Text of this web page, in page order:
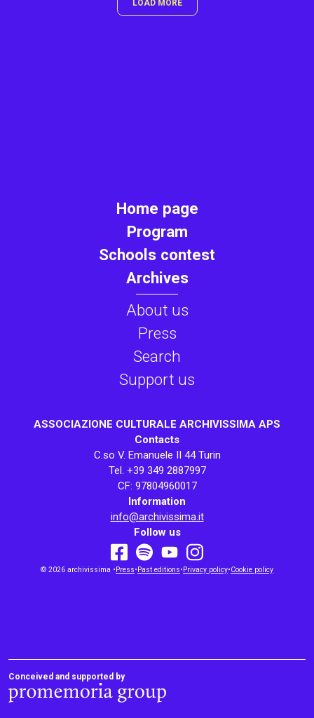
LOAD MORE
Home page
Program
Schools contest
Archives
About us
Press
Search
Support us
ASSOCIAZIONE CULTURALE ARCHIVISSIMA APS
Contacts
C.so V. Emanuele II 44 Turin
Tel. +39 349 2887997
CF: 97804960017
Information
info@archivissima.it
Follow us
facebookspotifyyoutubeinstagram
© 2026 archivissima •Press•Past editions•Privacy policy•Cookie policy
Conceived and supported by